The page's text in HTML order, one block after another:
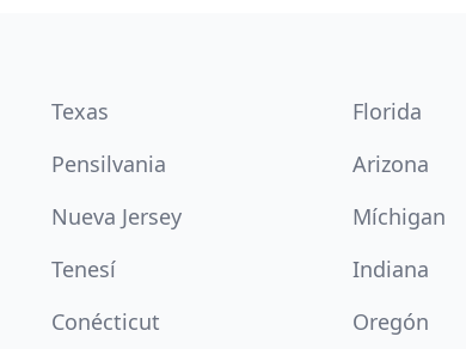
Texas Florida
Pensilvania Arizona
Nueva Jersey Míchigan
Tenesí Indiana
Conécticut Oregón